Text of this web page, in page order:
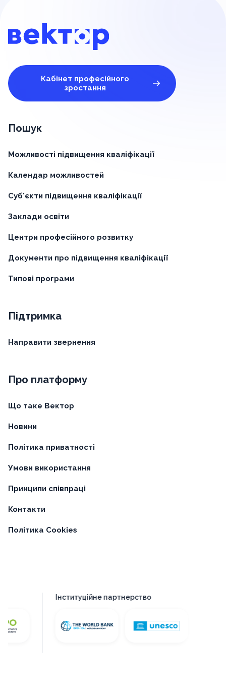
Кабінет професійного
зростання
Пошук
Можливості підвищення кваліфікації
Календар можливостей
Суб'єкти підвищення кваліфікації
Заклади освіти
Центри професійного розвитку
Документи про підвищення кваліфікації
Типові програми
Підтримка
Направити звернення
Про платформу
Що таке Вектор
Новини
Політика приватності
Умови використання
Принципи співпраці
Контакти
Політика Cookies
Інституційне партнерство